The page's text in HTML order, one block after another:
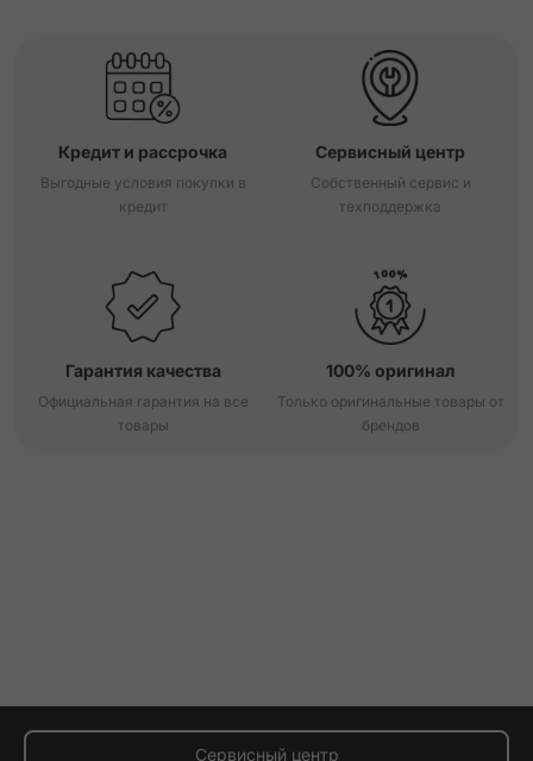
Кредит и рассрочка
Выгодные условия покупки в
кредит
Сервисный центр
Собственный сервис и
техподдержка
Гарантия качества
Официальная гарантия на все
товары
100% оригинал
Только оригинальные товары от
брендов
Сервисный центр